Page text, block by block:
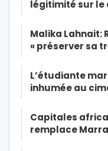
légitimité sur le
Malika Lahnait:
« préserver sa
L’étudiante
inhumée au
Capitales
remplace